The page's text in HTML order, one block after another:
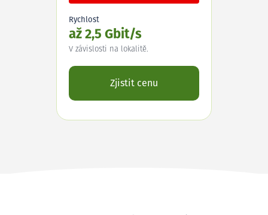
Rychlost
až 2,5 Gbit/s
V závislosti na lokalitě.
Zjistit cenu